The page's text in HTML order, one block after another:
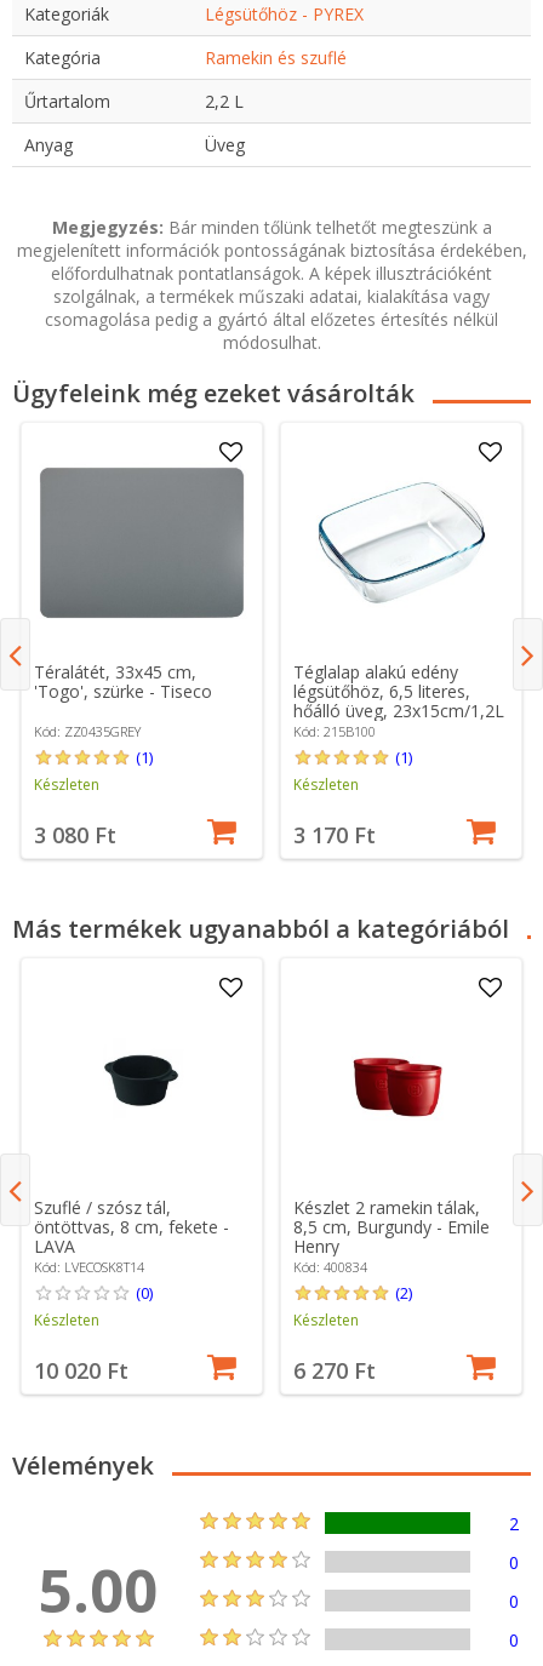
Kategoriák
Légsütőhöz - PYREX
Kategória
Ramekin és szuflé
Űrtartalom
2,2 L
Anyag
Üveg
Megjegyzés: Bár minden tőlünk telhetőt megteszünk a
megjelenített információk pontosságának biztosítása érdekében,
előfordulhatnak pontatlanságok. A képek illusztrációként
szolgálnak, a termékek műszaki adatai, kialakítása vagy
csomagolása pedig a gyártó által előzetes értesítés nélkül
módosulhat.
Ügyfeleink még ezeket vásárolták
Téralátét, 33x45 cm,
'Togo', szürke - Tiseco
Kód: ZZ0435GREY
(1)
Készleten
3 080 Ft
Téglalap alakú edény
légsütőhöz, 6,5 literes,
hőálló üveg, 23x15cm/1,2L
- Pyrex
Kód: 215B100
(1)
Készleten
3 170 Ft
Más termékek ugyanabból a kategóriából
Szuflé / szósz tál,
öntöttvas, 8 cm, fekete -
LAVA
Kód: LVECOSK8T14
(0)
Készleten
10 020 Ft
Készlet 2 ramekin tálak,
8,5 cm, Burgundy - Emile
Henry
Kód: 400834
(2)
Készleten
6 270 Ft
Vélemények
5.00
2
0
0
0